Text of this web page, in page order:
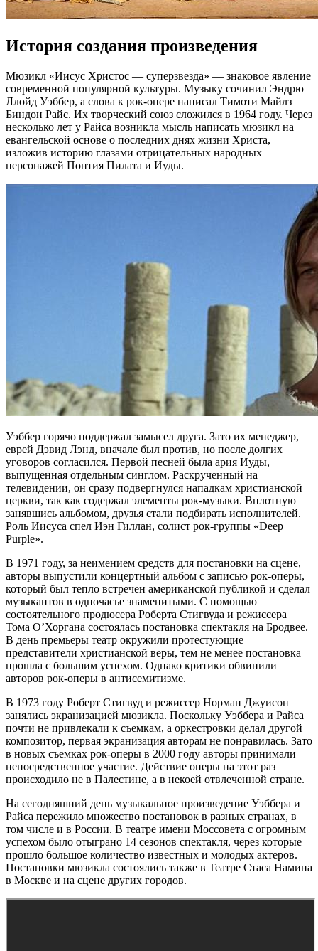
История создания произведения
Мюзикл «Иисус Христос — суперзвезда» — знаковое явление
современной популярной культуры. Музыку сочинил Эндрю
Ллойд Уэббер, а слова к рок-опере написал Тимоти Майлз
Биндон Райс. Их творческий союз сложился в 1964 году. Через
несколько лет у Райса возникла мысль написать мюзикл на
евангельской основе о последних днях жизни Христа,
изложив историю глазами отрицательных народных
персонажей Понтия Пилата и Иуды.
Уэббер горячо поддержал замысел друга. Зато их менеджер,
еврей Дэвид Лэнд, вначале был против, но после долгих
уговоров согласился. Первой песней была ария Иуды,
выпущенная отдельным синглом. Раскрученный на
телевидении, он сразу подвергнулся нападкам христианской
церкви, так как содержал элементы рок-музыки. Вплотную
занявшись альбомом, друзья стали подбирать исполнителей.
Роль Иисуса спел Иэн Гиллан, солист рок-группы «Deep
Purple».
В 1971 году, за неимением средств для постановки на сцене,
авторы выпустили концертный альбом с записью рок-оперы,
который был тепло встречен американской публикой и сделал
музыкантов в одночасье знаменитыми. С помощью
состоятельного продюсера Роберта Стигвуда и режиссера
Тома О’Хоргана состоялась постановка спектакля на Бродвее.
В день премьеры театр окружили протестующие
представители христианской веры, тем не менее постановка
прошла с большим успехом. Однако критики обвинили
авторов рок-оперы в антисемитизме.
В 1973 году Роберт Стигвуд и режиссер Норман Джуисон
занялись экранизацией мюзикла. Поскольку Уэббера и Райса
почти не привлекали к съемкам, а оркестровки делал другой
композитор, первая экранизация авторам не понравилась. Зато
в новых съемках рок-оперы в 2000 году авторы принимали
непосредственное участие. Действие оперы на этот раз
происходило не в Палестине, а в некоей отвлеченной стране.
На сегодняшний день музыкальное произведение Уэббера и
Райса пережило множество постановок в разных странах, в
том числе и в России. В театре имени Моссовета с огромным
успехом было отыграно 14 сезонов спектакля, через которые
прошло большое количество известных и молодых актеров.
Постановки мюзикла состоялись также в Театре Стаса Намина
в Москве и на сцене других городов.